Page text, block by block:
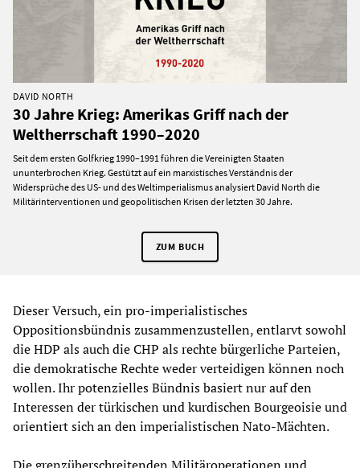
DAVID NORTH
30 Jahre Krieg: Amerikas Griff nach der
Weltherrschaft 1990–2020
Seit dem ersten Golfkrieg 1990–1991 führen die Vereinigten Staaten
ununterbrochen Krieg. Gestützt auf ein marxistisches Verständnis der
Widersprüche des US- und des Weltimperialismus analysiert David North die
Militärinterventionen und geopolitischen Krisen der letzten 30 Jahre.
ZUM BUCH
Dieser Versuch, ein pro-imperialistisches
Oppositionsbündnis zusammenzustellen, entlarvt sowohl
die HDP als auch die CHP als rechte bürgerliche Parteien,
die demokratische Rechte weder verteidigen können noch
wollen. Ihr potenzielles Bündnis basiert nur auf den
Interessen der türkischen und kurdischen Bourgeoisie und
orientiert sich an den imperialistischen Nato-Mächten.